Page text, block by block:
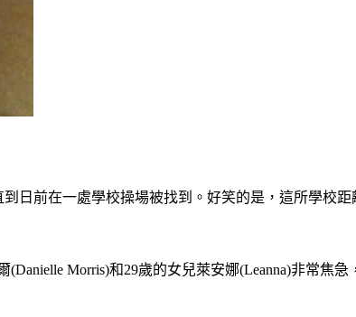
日前在一處學校操場被找到。 好笑的是，這所學校
Morris)和29歲的女兒萊安娜(Leanna)非常焦